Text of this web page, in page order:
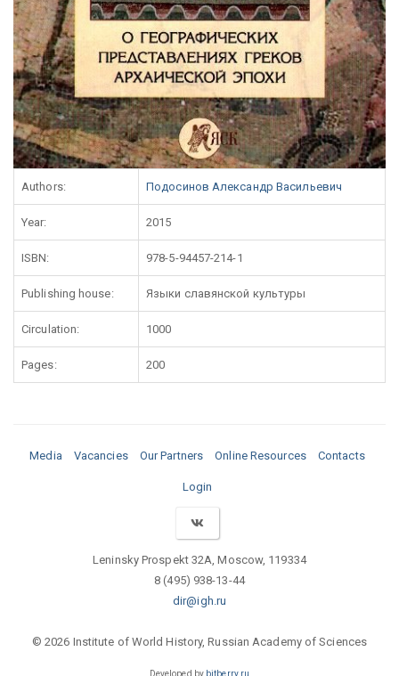
Authors: Подосинов Александр Васильевич
Year: 2015
ISBN: 978-5-94457-214-1
Publishing house: Языки славянской культуры
Circulation: 1000
Pages: 200
Media Vacancies Our Partners Online Resources Contacts
Login
Leninsky Prospekt 32A, Moscow, 119334
8 (495) 938-13-44
dir@igh.ru
© 2026 Institute of World History, Russian Academy of Sciences
Developed by bitberry.ru